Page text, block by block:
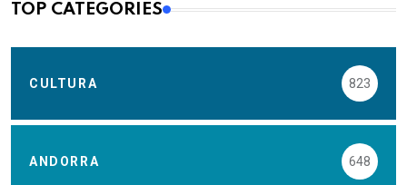
TOP CATEGORIES
CULTURA 823
ANDORRA 648